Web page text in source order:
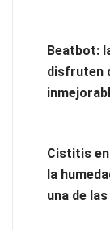
Beatbot:
disfruten
Cistitis
la
una de